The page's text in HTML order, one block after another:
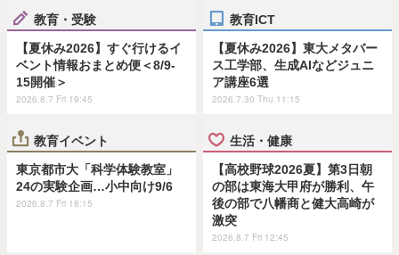
教育・受験
【夏休み2026】すぐ行けるイ
ベント情報おまとめ便＜8/9-
15開催＞
2026.8.7 Fri 19:45
教育ICT
【夏休み2026】東大メタバー
ス工学部、生成AIなどジュニ
ア講座6選
2026.7.30 Thu 11:15
教育イベント
東京都市大「科学体験教室」
24の実験企画…小中向け9/6
2026.8.7 Fri 18:15
生活・健康
【高校野球2026夏】第3日朝
の部は東海大甲府が勝利、午
後の部で八幡商と健大高崎が
激突
2026.8.7 Fri 12:45